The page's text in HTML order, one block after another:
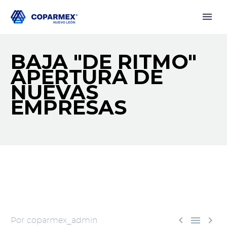
BAJA "DE RITMO"
APERTURA DE
NUEVAS
EMPRESAS
  
Por coparmex_admin